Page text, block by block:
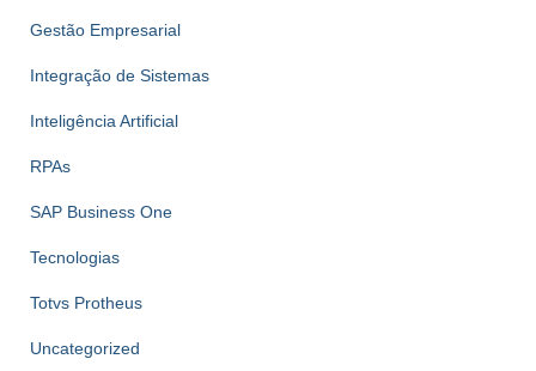
Gestão Empresarial
Integração de Sistemas
Inteligência Artificial
RPAs
SAP Business One
Tecnologias
Totvs Protheus
Uncategorized